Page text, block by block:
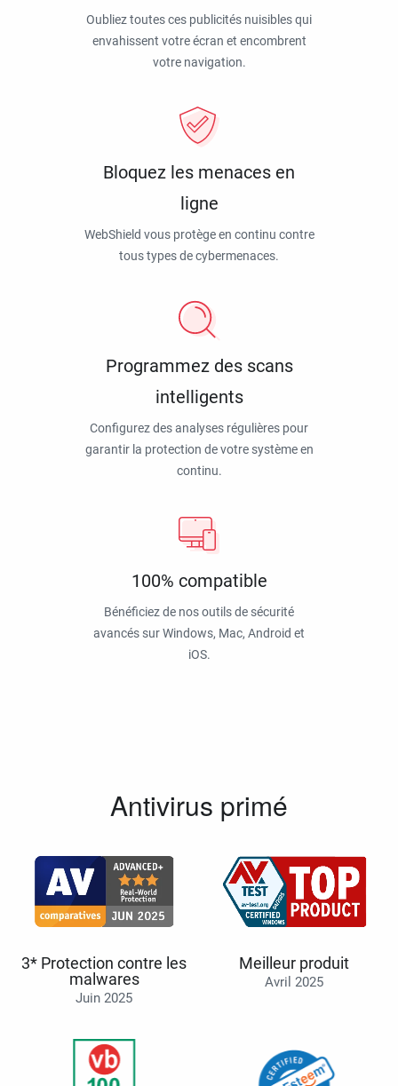
Oubliez toutes ces publicités nuisibles qui
envahissent votre écran et encombrent
votre navigation.
Bloquez les menaces en
ligne
WebShield vous protège en continu contre
tous types de cybermenaces.
Programmez des scans
intelligents
Configurez des analyses régulières pour
garantir la protection de votre système en
continu.
100% compatible
Bénéficiez de nos outils de sécurité
avancés sur Windows, Mac, Android et
iOS.
Antivirus primé
3* Protection contre les
malwares
Juin 2025
Meilleur produit
Avril 2025